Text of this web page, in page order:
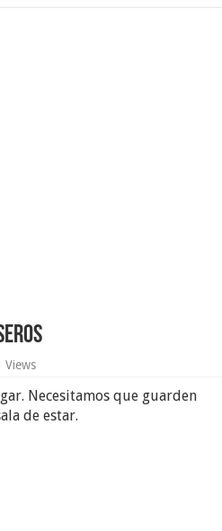
Views
Necesitamos que guarden
de estar.